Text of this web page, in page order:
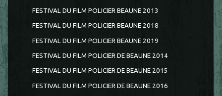
FESTIVAL DU FILM POLICIER BEAUNE 2013
FESTIVAL DU FILM POLICIER BEAUNE 2018
FESTIVAL DU FILM POLICIER BEAUNE 2019
FESTIVAL DU FILM POLICIER DE BEAUNE 2014
FESTIVAL DU FILM POLICIER DE BEAUNE 2015
FESTIVAL DU FILM POLICIER DE BEAUNE 2016